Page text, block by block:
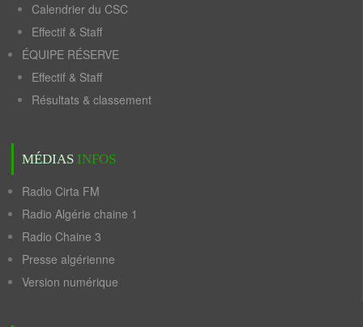
Calendrier du CSC
Effectif & Staff
ÉQUIPE RÉSERVE
Effectif & Staff
Résultats & classement
MÉDIAS INFOS
Radio Cirta FM
Radio Algérie chaine 1
Radio Chaine 3
Presse algérienne
Version numérique